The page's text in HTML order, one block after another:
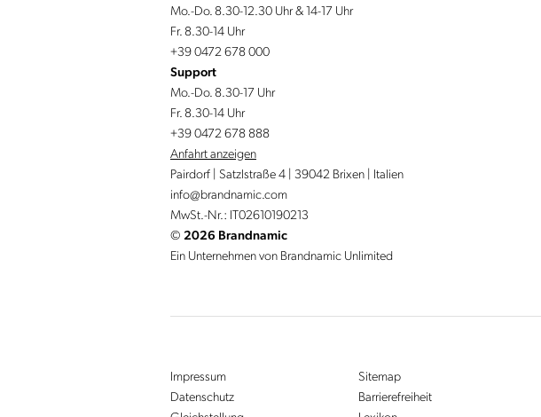
Mo.-Do. 8.30-12.30 Uhr & 14-17 Uhr
Fr. 8.30-14 Uhr
+39 0472 678 000
Support
Mo.-Do. 8.30-17 Uhr
Fr. 8.30-14 Uhr
+39 0472 678 888
Anfahrt anzeigen
Pairdorf | Satzlstraße 4 | 39042 Brixen | Italien
info@brandnamic.com
MwSt.-Nr.: IT02610190213
© 2026 Brandnamic
Ein Unternehmen von Brandnamic Unlimited
Impressum
Datenschutz
Sitemap
Barrierefreiheit